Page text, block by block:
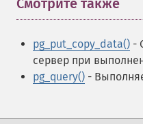
Смотрите также
pg_put_copy_data() -
сервер при
pg_query() -